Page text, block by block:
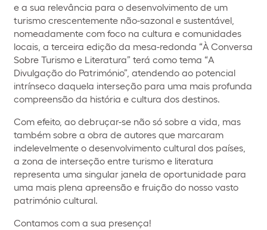
e a sua relevância para o desenvolvimento de um
turismo crescentemente não-sazonal e sustentável,
nomeadamente com foco na cultura e comunidades
locais, a terceira edição da mesa-redonda “À Conversa
Sobre Turismo e Literatura” terá como tema “A
Divulgação do Património”, atendendo ao potencial
intrínseco daquela interseção para uma mais profunda
compreensão da história e cultura dos destinos.
Com efeito, ao debruçar-se não só sobre a vida, mas
também sobre a obra de autores que marcaram
indelevelmente o desenvolvimento cultural dos países,
a zona de interseção entre turismo e literatura
representa uma singular janela de oportunidade para
uma mais plena apreensão e fruição do nosso vasto
património cultural.
Contamos com a sua presença!